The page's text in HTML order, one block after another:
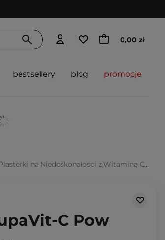
0,00 zł
bestsellery blog promocje
na Niedoskonałości z Witaminą C - 20szt
C Pow